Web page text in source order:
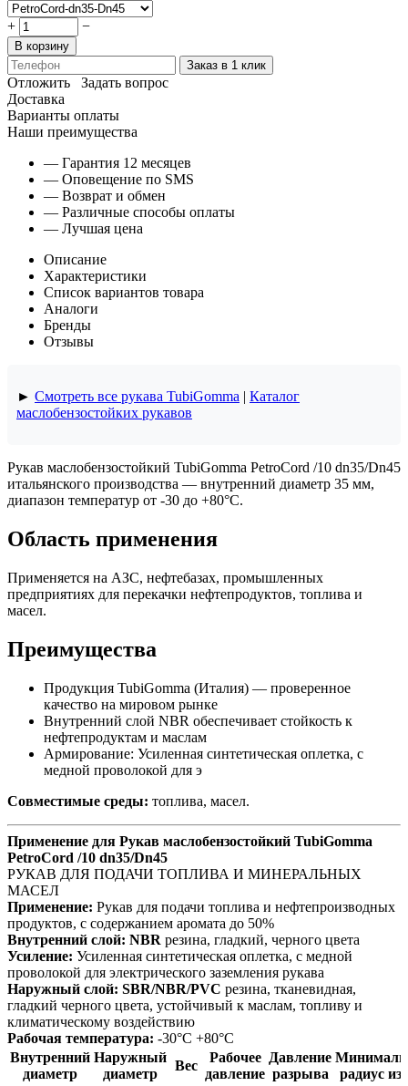
+ −
В корзину
Заказ в 1 клик
Отложить
Задать вопрос
Доставка
Варианты оплаты
Наши преимущества
— Гарантия 12 месяцев
— Оповещение по SMS
— Возврат и обмен
— Различные способы оплаты
— Лучшая цена
Описание
Характеристики
Список вариантов товара
Аналоги
Бренды
Отзывы
► Смотреть все рукава TubiGomma | Каталог
маслобензостойких рукавов
Рукав маслобензостойкий TubiGomma PetroCord /10 dn35/Dn45
итальянского производства — внутренний диаметр 35 мм,
диапазон температур от -30 до +80°C.
Область применения
Применяется на АЗС, нефтебазах, промышленных
предприятиях для перекачки нефтепродуктов, топлива и
масел.
Преимущества
Продукция TubiGomma (Италия) — проверенное
качество на мировом рынке
Внутренний слой NBR обеспечивает стойкость к
нефтепродуктам и маслам
Армирование: Усиленная синтетическая оплетка, с
медной проволокой для э
Совместимые среды: топлива, масел.
Применение для Рукав маслобензостойкий TubiGomma
PetroCord /10 dn35/Dn45
РУКАВ ДЛЯ ПОДАЧИ ТОПЛИВА И МИНЕРАЛЬНЫХ
МАСЕЛ
Применение: Рукав для подачи топлива и нефтепроизводных
продуктов, с содержанием аромата до 50%
Внутренний слой: NBR резина, гладкий, черного цвета
Усиление: Усиленная синтетическая оплетка, с медной
проволокой для электрического заземления рукава
Наружный слой: SBR/NBR/PVC резина, тканевидная,
гладкий черного цвета, устойчивый к маслам, топливу и
климатическому воздействию
Рабочая температура: -30°C +80°C
Внутренний
диаметр
Наружный
диаметр
Вес
Рабочее
давление
Давление
разрыва
радиус